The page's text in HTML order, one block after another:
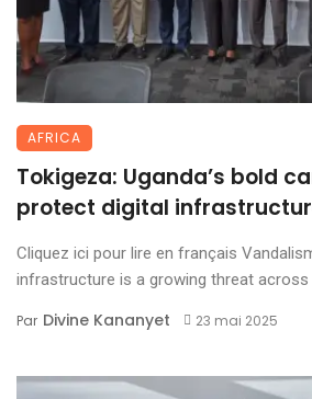
AFRICA
Tokigeza: Uganda’s bold
protect digital
Cliquez ici pour lire en français
infrastructure is a growing threat across ...
Par Divine Kananyet 23 mai 2025